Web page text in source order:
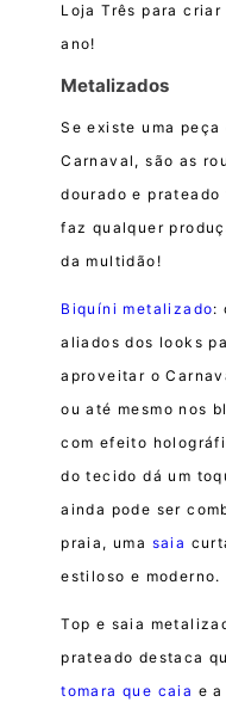
Loja Três para
ano!
Metalizados
Se existe uma
Carnaval, são as
dourado e
faz qualquer
da multidão!
Biquíni metalizado:
aliados dos looks
aproveitar o
ou até mesmo nos
com efeito
do tecido dá um
ainda pode ser
praia, uma saia
estiloso e moderno.
Top e saia
prateado destaca
tomara que caia e a